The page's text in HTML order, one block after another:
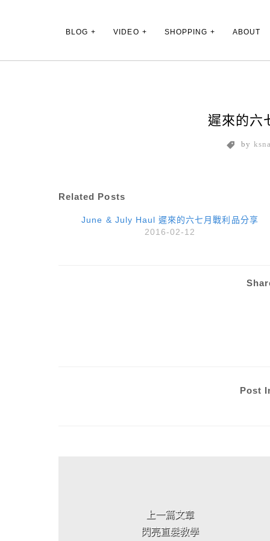
Main Menu
BLOG VIDEO SHOPPING ABOUT
遲來的六
by
Related Posts
June & July Haul 遲來的六七月戰利品分享
2016-02-12
Post
上一篇文章
閃亮直髮教學